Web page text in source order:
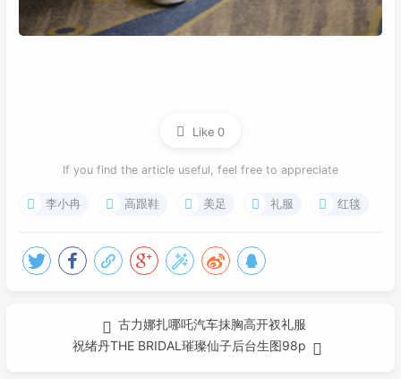
Like 0
If you find the article useful, feel free to appreciate
李小冉 高跟鞋 美足 礼服 红毯
古力娜扎哪吒汽车抹胸高开衩礼服
祝绪丹THE BRIDAL璀璨仙子后台生图98p